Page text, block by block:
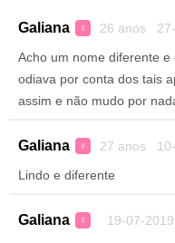
Galiana ♀ 26 anos
Acho um nome diferente
odiava por conta dos tais
assim e não mudo por
Galiana ♀ 27 anos
Lindo e diferente
Galiana ♀ 19-07-2019